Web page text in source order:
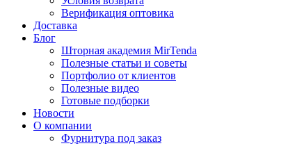
Верификация оптовика
Доставка
Блог
Шторная академия MirTenda
Полезные статьи и советы
Портфолио от клиентов
Полезные видео
Готовые подборки
Новости
О компании
Фурнитура под заказ